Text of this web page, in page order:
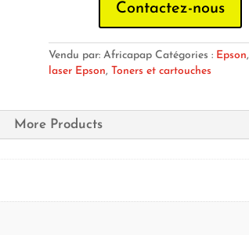
Contactez-nous
Vendu par: Africapap Catégories : Epson,
laser Epson, Toners et cartouches
More Products